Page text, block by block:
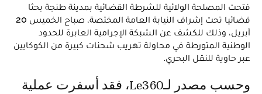
فتحت المصلحة الولائية للشرطة القضائية بمدينة طنجة بحثا
قضائيا تحت إشراف النيابة العامة المختصة، صباح الخميس 20
أبريل، وذلك للكشف عن الشبكة الإجرامية العابرة للحدود
الوطنية المتورطة في محاولة تهريب شحنات كبيرة من الكوكايين
عبر حاوية للنقل البحري.
وحسب مصدر لـLe360، فقد أسفرت عملية